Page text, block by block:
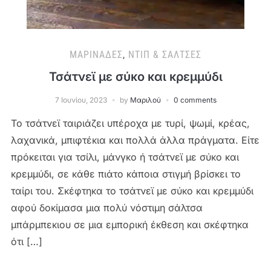
ΜΑΡΙΝΆΔΕΣ, ΝΤΙΠ & ΣΆΛΤΣΕΣ
Τσάτνεϊ με σύκο και κρεμμύδι
7 Ιουνίου, 2023 by Μαριλού 0 comments
Το τσάτνεϊ ταιριάζει υπέροχα με τυρί, ψωμί, κρέας,
λαχανικά, μπιφτέκια και πολλά άλλα πράγματα. Είτε
πρόκειται για τσίλι, μάνγκο ή τσάτνεϊ με σύκο και
κρεμμύδι, σε κάθε πιάτο κάποια στιγμή βρίσκει το
ταίρι του. Σκέφτηκα το τσάτνεϊ με σύκο και κρεμμύδι
αφού δοκίμασα μια πολύ νόστιμη σάλτσα
μπάρμπεκιου σε μια εμπορική έκθεση και σκέφτηκα
ότι […]